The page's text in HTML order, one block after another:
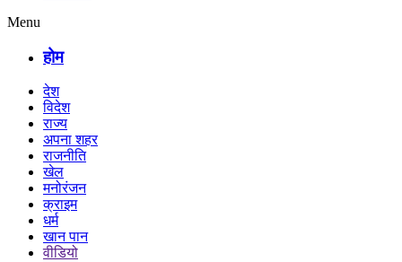
Menu
होम
देश
विदेश
राज्य
अपना शहर
राजनीति
खेल
मनोरंजन
क्राइम
धर्म
खान पान
वीडियो